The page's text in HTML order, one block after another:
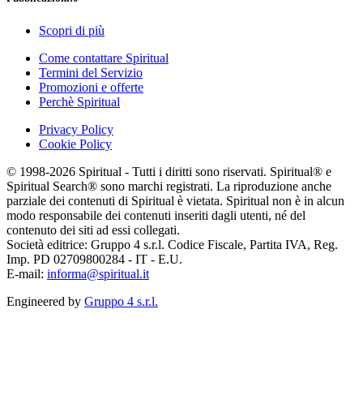
Scopri di più
Come contattare Spiritual
Termini del Servizio
Promozioni e offerte
Perchè Spiritual
Privacy Policy
Cookie Policy
© 1998-2026 Spiritual - Tutti i diritti sono riservati. Spiritual® e
Spiritual Search® sono marchi registrati. La riproduzione anche
parziale dei contenuti di Spiritual è vietata. Spiritual non è in alcun
modo responsabile dei contenuti inseriti dagli utenti, né del
contenuto dei siti ad essi collegati.
Società editrice: Gruppo 4 s.r.l. Codice Fiscale, Partita IVA, Reg.
Imp. PD 02709800284 - IT - E.U.
E-mail: informa@spiritual.it
Engineered by Gruppo 4 s.r.l.